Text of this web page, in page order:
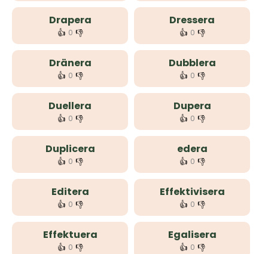
Drapera
👍 0 👎
Dressera
👍 0 👎
Dränera
👍 0 👎
Dubblera
👍 0 👎
Duellera
👍 0 👎
Dupera
👍 0 👎
Duplicera
👍 0 👎
edera
👍 0 👎
Editera
👍 0 👎
Effektivisera
👍 0 👎
Effektuera
👍 0 👎
Egalisera
👍 0 👎